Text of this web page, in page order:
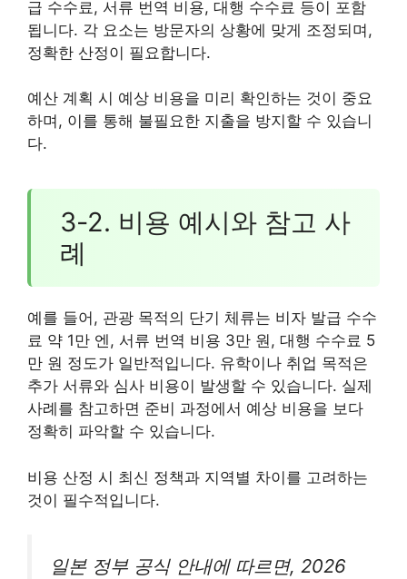
급 수수료, 서류 번역 비용, 대행 수수료 등이 포함
됩니다. 각 요소는 방문자의 상황에 맞게 조정되며,
정확한 산정이 필요합니다.
예산 계획 시 예상 비용을 미리 확인하는 것이 중요
하며, 이를 통해 불필요한 지출을 방지할 수 있습니
다.
3-2. 비용 예시와 참고 사
례
예를 들어, 관광 목적의 단기 체류는 비자 발급 수수
료 약 1만 엔, 서류 번역 비용 3만 원, 대행 수수료 5
만 원 정도가 일반적입니다. 유학이나 취업 목적은
추가 서류와 심사 비용이 발생할 수 있습니다. 실제
사례를 참고하면 준비 과정에서 예상 비용을 보다
정확히 파악할 수 있습니다.
비용 산정 시 최신 정책과 지역별 차이를 고려하는
것이 필수적입니다.
일본 정부 공식 안내에 따르면, 2026